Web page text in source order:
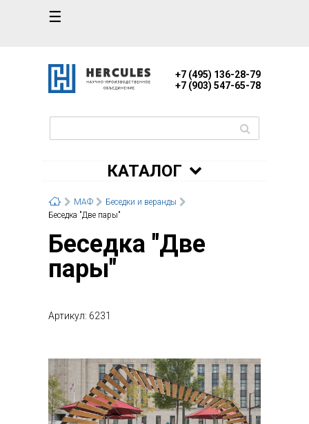
☰
+7 (495) 136-28-79
+7 (903) 547-65-78
КАТАЛОГ
МАФ
Беседки и веранды
Беседка "Две пары"
Беседка "Две
пары"
Артикул: 6231